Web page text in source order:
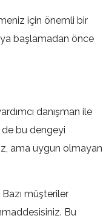
için önemli bir
başlamadan önce
danışman ile
de bu dengeyi
ama uygun olmayan
müşteriler
Bu